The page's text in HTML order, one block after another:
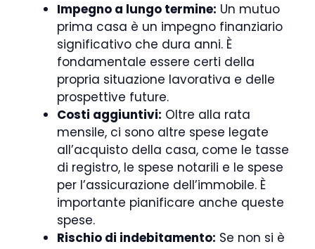
Impegno a lungo termine: Un mutuo
prima casa è un impegno finanziario
significativo che dura anni. È
fondamentale essere certi della
propria situazione lavorativa e delle
prospettive future.
Costi aggiuntivi: Oltre alla rata
mensile, ci sono altre spese legate
all’acquisto della casa, come le tasse
di registro, le spese notarili e le spese
per l’assicurazione dell’immobile. È
importante pianificare anche queste
spese.
Rischio di indebitamento: Se non si è